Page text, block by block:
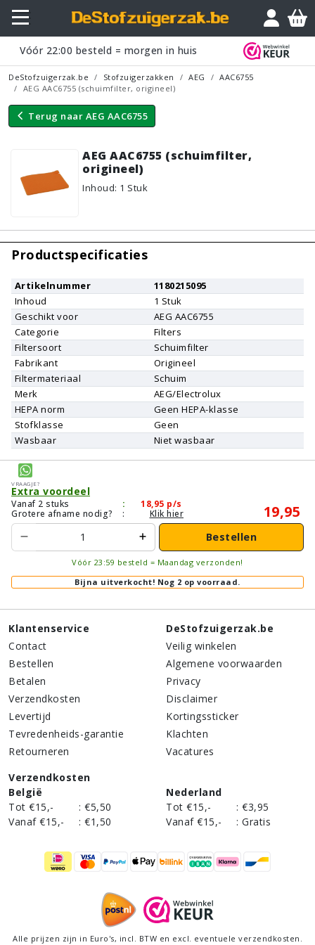
Vóór 22:00 besteld = morgen in huis
DeStofzuigerzak.be Stofzuigerzakken AEG
AAC6755
AEG AAC6755 (schuimfilter, origineel)
Terug naar AEG AAC6755
AEG AAC6755 (schuimfilter,
origineel)
Inhoud: 1 Stuk
Vraagje?
Productspecificaties
Artikelnummer
1180215095
Inhoud
1 Stuk
Geschikt voor
AEG AAC6755
Categorie
Filters
Filtersoort
Schuimfilter
Fabrikant
Origineel
Filtermateriaal
Schuim
Merk
AEG/Electrolux
HEPA norm
Geen HEPA-klasse
Stofklasse
Geen
Wasbaar
Niet wasbaar
Vraagje?
Extra voordeel
Vanaf 2 stuks : 18,95 p/s
Grotere afname nodig?
: Klik hier 19,95
Bestellen
Vóór 23:59 besteld = Maandag verzonden!
Bijna uitverkocht! Nog 2 op voorraad.
Klantenservice
Contact
Bestellen
Betalen
Verzendkosten
Levertijd
Tevredenheids-garantie
Retourneren
DeStofzuigerzak.be
Veilig winkelen
Algemene voorwaarden
Privacy
Disclaimer
Kortingssticker
Klachten
Vacatures
Verzendkosten
België
Tot €15,-
: €5,50
Vanaf €15,-
: €1,50
Nederland
Tot €15,-
: €3,95
Vanaf €15,-
: Gratis
Alle prijzen zijn in Euro's, incl . BTW en excl. eventuele verzendkosten.